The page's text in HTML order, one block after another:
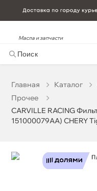
Масла и запчасти
Главная Катало
Прочее
CARVILLE RACING
151000079AA) CHERY
CARVILLE RACING
Бесплатная
Срочная за 2 ч – 399 ₽
Карта